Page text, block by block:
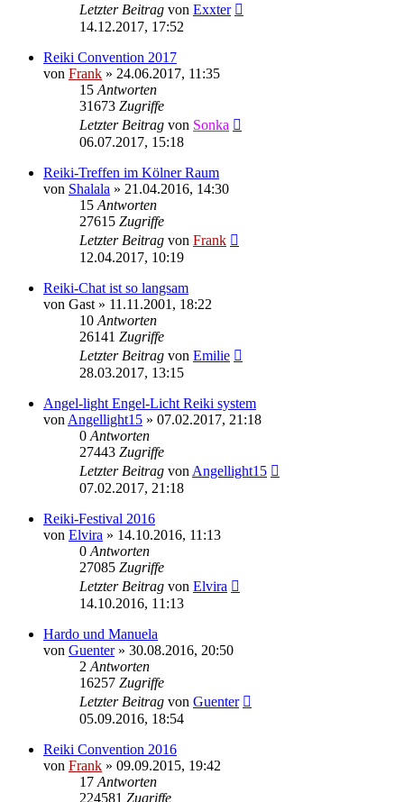
Letzter Beitrag von Exxter
14.12.2017, 17:52
Reiki Convention 2017
von Frank » 24.06.2017, 11:35
15 Antworten
31673 Zugriffe
Letzter Beitrag von Sonka
06.07.2017, 15:18
Reiki-Treffen im Kölner Raum
von Shalala » 21.04.2016, 14:30
15 Antworten
27615 Zugriffe
Letzter Beitrag von Frank
12.04.2017, 10:19
Reiki-Chat ist so langsam
von Gast » 11.11.2001, 18:22
10 Antworten
26141 Zugriffe
Letzter Beitrag von Emilie
28.03.2017, 13:15
Angel-light Engel-Licht Reiki system
von Angellight15 » 07.02.2017, 21:18
0 Antworten
27443 Zugriffe
Letzter Beitrag von Angellight15
07.02.2017, 21:18
Reiki-Festival 2016
von Elvira » 14.10.2016, 11:13
0 Antworten
27085 Zugriffe
Letzter Beitrag von Elvira
14.10.2016, 11:13
Hardo und Manuela
von Guenter» 30.08.2016, 20:50
2 Antworten
16257 Zugriffe
Letzter Beitrag von Guenter
05.09.2016, 18:54
Reiki Convention 2016
von Frank » 09.09.2015, 19:42
17 Antworten
224581 Zugriffe